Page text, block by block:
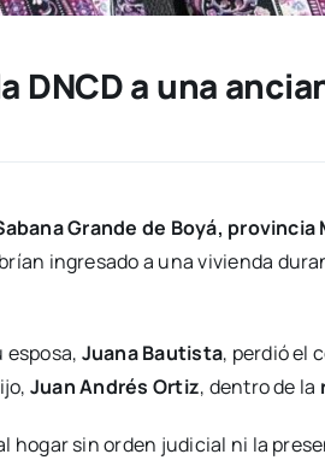
a una
Grande de Boyá, provincia
ingresado a una vivienda
esposa, Juana Bautista, perdió el
Juan Andrés Ortiz, dentro de la
hogar sin orden judicial ni la